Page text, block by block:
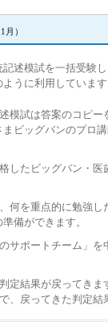
月）
述模試を一括受験
うに利用しています
模試は答案のコピ
ビッグバンのプロ
したビッグバン・
何を重点的に勉強
備ができます。
サポートチーム」
定結果が戻ってき
、戻ってきた判定結